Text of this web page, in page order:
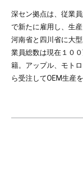
深セン拠点は、従業
で新たに雇用し、生
河南省と四川省に大
業員総数は現在１０
籍。アップル、モト
ら受注してOEM生産